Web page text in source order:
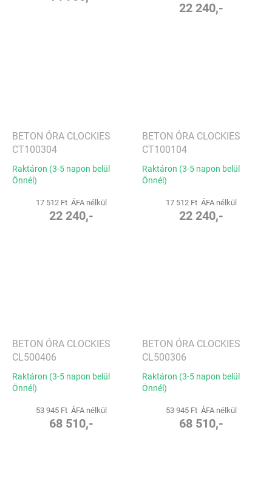
22 240,-
BETON ÓRA CLOCKIES
CT100304
Raktáron (3-5 napon belül
Önnél)
17 512 Ft ÁFA nélkül
22 240,-
BETON ÓRA CLOCKIES
CT100104
Raktáron (3-5 napon belül
Önnél)
17 512 Ft ÁFA nélkül
22 240,-
BETON ÓRA CLOCKIES
CL500406
Raktáron (3-5 napon belül
Önnél)
53 945 Ft ÁFA nélkül
68 510,-
BETON ÓRA CLOCKIES
CL500306
Raktáron (3-5 napon belül
Önnél)
53 945 Ft ÁFA nélkül
68 510,-